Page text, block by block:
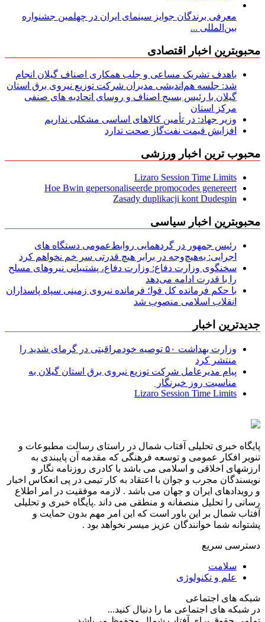
معرفی برندگان جوایز سینمای ایران در چهلمین جشنواره
بین‌المللی ...
محبوبترین اخبار اقتصادی
باهدف تشریک مساعی و جلب همکاری اصناف گیلان انجام
شد: جلسه هم‌اندیشی مدیران شركت توزیع نیروی برق استان
گیلان با رئیس بسیج اصناف و روسای اتحادیه های صنفی
مركز استان
وزیر جهاد: در تأمین کالاهای اساسی مشکلی نداریم
افزایش قیمت نفت‌گاز صحت ندارد
محبوب ترین اخبار ورزشی
Lizaro Session Time Limits
Hoe Bwin gepersonaliseerde promocodes genereert
Zasady duplikacji kont Dudespin
محبوبترین اخبار سیاسی
رئیس جمهور در گردهمایی روابط‌عمومی دستگاه های
اجرایی: به‌هیچ‌وجه در برابر هیچ قدرتی سر خم نخواهم کرد
سخنگوی وزارت دفاع: وزارت دفاع، پشتیبانی نیرو‌های مسلح
را با قدرت ادامه می‌دهد
با حکم فرمانده کل قوا؛ فرمانده نیروی زمینی سپاه پاسداران
انقلاب اسلامی منصوب شد
جدیدترین اخبار
وزارت بهداشت ۵۰ توصیه خودمراقبتی در گرمای شدید را
منتشر کرد
پیام مدیرعامل شركت توزیع نیروی برق استان گیلان به
مناسبت روز خبرنگار ‌
Lizaro Session Time Limits
پایگاه خبری تحلیلی آفتاب شمال در راستای رسالت مطبوعات و
تنویر افکار عمومی و توسعه فرهنگی که مقدمه آن پایبندی به
ارزشهای اخلاقی و اسلامی می باشد با کادری روزنامه نگار و
نویسندگان مجرب و جوان با اعتقاد به کار تیمی در پی انعکاس اخبار
و رویدادهای ایران و جهان می باشد . لازمه موفقیت در امر اطلاع
رسانی را تحلیل منصفانه و منطقی می داند .پایگاه خبری و تحلیلی
آفتاب شمال بر این باور است که این امر مهم بدون حمایت و
پشتوانه شما خوانندگان عزیز میسر نخواهد بود .
دسترسی سریع
سلامت
علم و تکنولوژی
شبکه های اجتماعی
در شبکه های اجتماعی ما را دنبال کنید...